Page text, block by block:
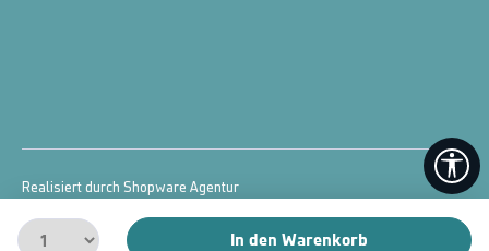
© 2026 powered by
Realisiert durch Shopware Agentur
In den Warenkorb